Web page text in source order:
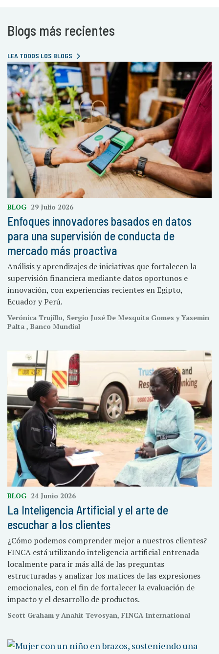
Blogs más recientes
LEA TODOS LOS BLOGS
BLOG 29 Julio 2026
Enfoques innovadores basados en datos
para una supervisión de conducta de
mercado más proactiva
Análisis y aprendizajes de iniciativas que fortalecen la
supervisión financiera mediante datos oportunos e
innovación, con experiencias recientes en Egipto,
Ecuador y Perú.
Verónica Trujillo, Sergio José De Mesquita Gomes y Yasemin
Palta , Banco Mundial
BLOG 24 Junio 2026
La Inteligencia Artificial y el arte de
escuchar a los clientes
¿Cómo podemos comprender mejor a nuestros clientes?
FINCA está utilizando inteligencia artificial entrenada
localmente para ir más allá de las preguntas
estructuradas y analizar los matices de las expresiones
emocionales, con el fin de fortalecer la evaluación de
impacto y el desarrollo de productos.
Scott Graham y Anahit Tevosyan, FINCA International